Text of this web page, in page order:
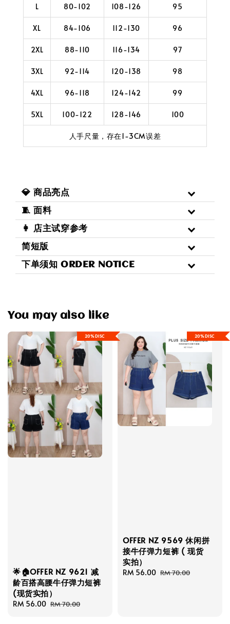
L 80-102 108-126 95
XL 84-106 112-130 96
2XL 88-110 116-134 97
3XL 92-114 120-138 98
4XL 96-118 124-142 99
5XL 100-122 128-146 100
人手尺量，存在1-3CM误差
💎 商品亮点
🧵 面料
👩 店主试穿参考
简短版
下单须知 ORDER NOTICE
You may also like
20%DISC
🌟🏠OFFER NZ 9621 减
龄百搭高腰牛仔弹力短裤
(现货实拍）
Sale
RM 56.00 Regular
RM 70.00
20%DISC
OFFER NZ 9569 休闲拼
接牛仔弹力短裤 ( 现货
实拍）
Sale
RM 56.00 Regular
RM 70.00